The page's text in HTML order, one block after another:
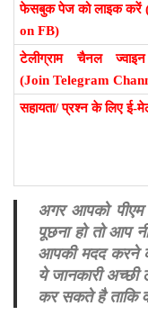
फेसबुक पेज को लाइक करें
on FB)
टेलीग्राम चैनल
(Join Telegram
सहायता/ प्रश्न के लिए ई-
अगर आपको पीएम
पूछना हो तो आप
आपकी मदद करने
ये जानकारी अच्छी
कर सकते है ताकि